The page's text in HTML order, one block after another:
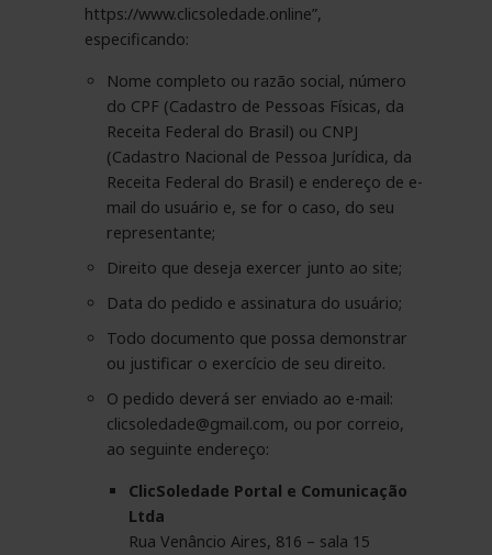
https://www.clicsoledade.online”,
especificando:
Nome completo ou razão social, número
do CPF (Cadastro de Pessoas Físicas, da
Receita Federal do Brasil) ou CNPJ
(Cadastro Nacional de Pessoa Jurídica, da
Receita Federal do Brasil) e endereço de e-
mail do usuário e, se for o caso, do seu
representante;
Direito que deseja exercer junto ao site;
Data do pedido e assinatura do usuário;
Todo documento que possa demonstrar
ou justificar o exercício de seu direito.
O pedido deverá ser enviado ao e-mail:
clicsoledade@gmail.com, ou por correio,
ao seguinte endereço:
ClicSoledade Portal e Comunicação
Ltda
Rua Venâncio Aires, 816 – sala 15